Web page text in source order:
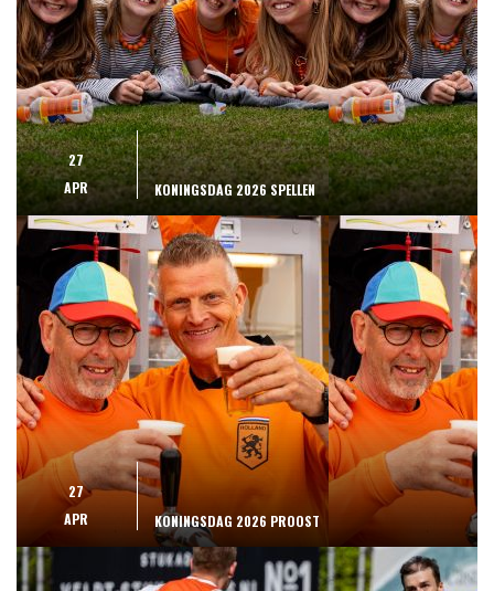
27
APR
KONINGSDAG 2026 SPELLEN
27
APR
KONINGSDAG 2026 PROOST